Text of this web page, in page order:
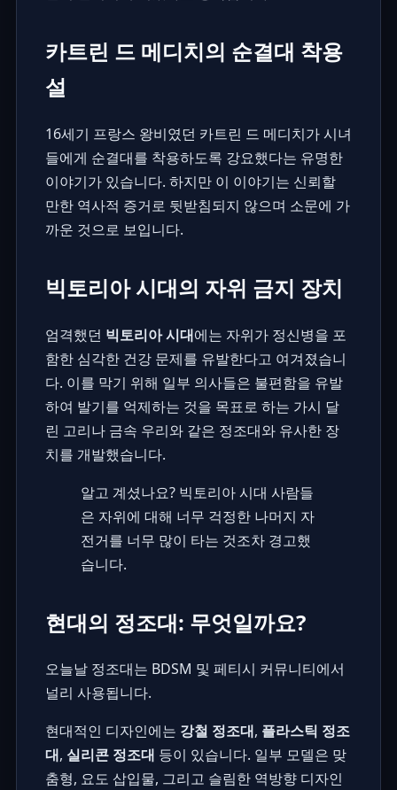
카트린 드 메디치의 순결대 착용
설
16세기 프랑스 왕비였던 카트린 드 메디치가 시녀
들에게 순결대를 착용하도록 강요했다는 유명한
이야기가 있습니다. 하지만 이 이야기는 신뢰할
만한 역사적 증거로 뒷받침되지 않으며 소문에 가
까운 것으로 보입니다.
빅토리아 시대의 자위 금지 장치
엄격했던 빅토리아 시대에는 자위가 정신병을 포
함한 심각한 건강 문제를 유발한다고 여겨졌습니
다. 이를 막기 위해 일부 의사들은 불편함을 유발
하여 발기를 억제하는 것을 목표로 하는 가시 달
린 고리나 금속 우리와 같은 정조대와 유사한 장
치를 개발했습니다.
알고 계셨나요? 빅토리아 시대 사람들
은 자위에 대해 너무 걱정한 나머지 자
전거를 너무 많이 타는 것조차 경고했
습니다.
현대의 정조대: 무엇일까요?
오늘날 정조대는 BDSM 및 페티시 커뮤니티에서
널리 사용됩니다.
현대적인 디자인에는 강철 정조대, 플라스틱 정조
대, 실리콘 정조대 등이 있습니다. 일부 모델은 맞
춤형, 요도 삽입물, 그리고 슬림한 역방향 디자인